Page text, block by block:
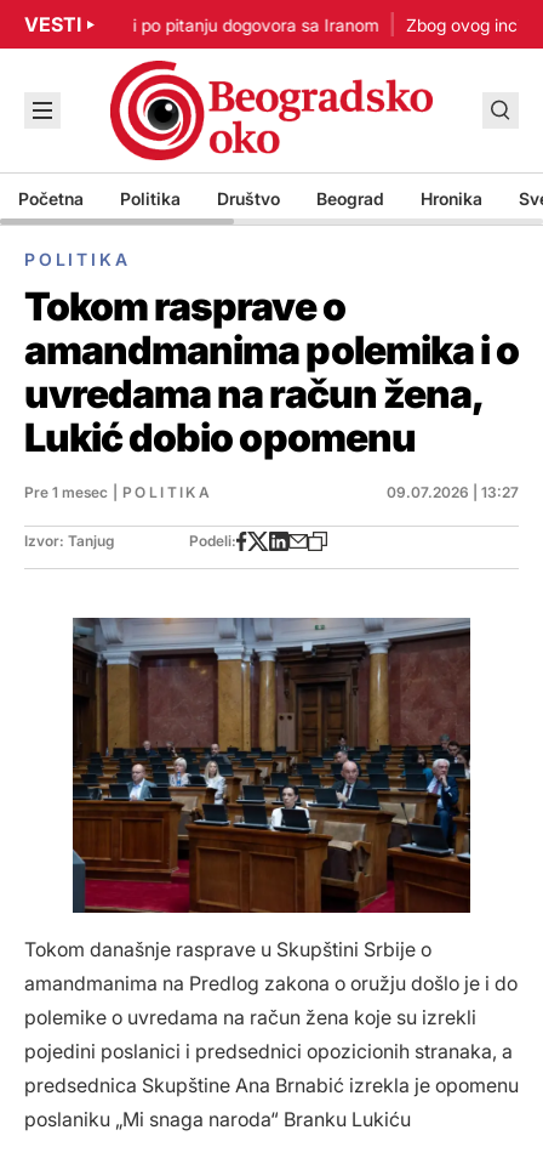
VESTI
Nisam u žurbi po pitanju dogovora sa Iranom Zbog ovog
Početna Politika Društvo Beograd Hronika
POLITIKA
Tokom rasprave o
amandmanima polemika i o
uvredama na račun žena,
Lukić dobio opomenu
Pre 1 mesec POLITIKA 09.07.2026 | 13:27
Izvor: Tanjug Podeli:
Tokom današnje rasprave u Skupštini Srbije o
amandmanima na Predlog zakona o oružju došlo je i do
polemike o uvredama na račun žena koje su izrekli
pojedini poslanici i predsednici opozicionih stranaka, a
predsednica Skupštine Ana Brnabić izrekla je opomenu
poslaniku „Mi snaga naroda“ Branku Lukiću